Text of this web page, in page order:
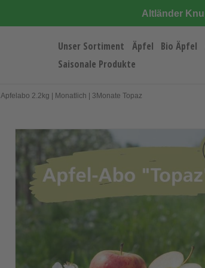
Altländer
Unser Sortiment Äpfel Bio Äpfel
Saisonale Produkte
Apfelabo 2.2kg | Monatlich | 3Monate Topaz